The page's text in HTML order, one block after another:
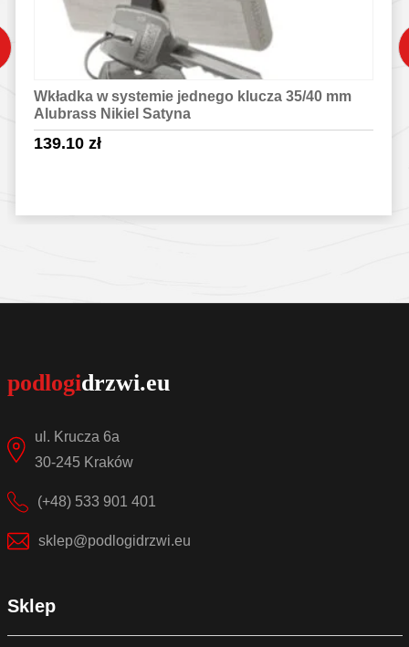
Wkładka w systemie jednego klucza 35/40 mm
Alubrass Nikiel Satyna
139.10 zł
ul. Krucza 6a
30-245 Kraków
(+48) 533 901 401
sklep@podlogidrzwi.eu
Sklep